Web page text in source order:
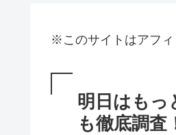
※このサイトはアフィ
明日はもっ
も徹底調査